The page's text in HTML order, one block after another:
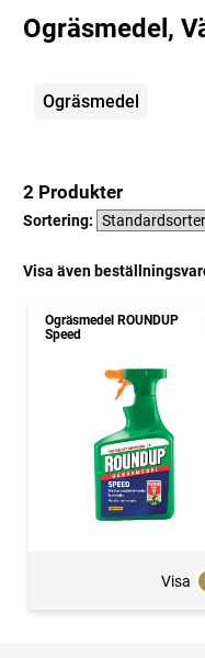
Ogräsmedel,
Kategorier
Ogräsmedel
2 Produkter
Sortering:
Visa även
Ogräsmedel ROUNDUP
Speed
Visa